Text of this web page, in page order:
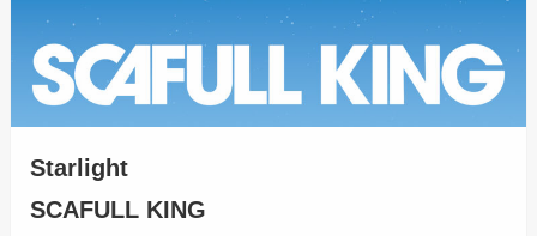
Starlight
SCAFULL KING